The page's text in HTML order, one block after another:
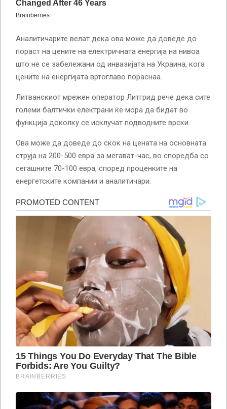
Аналитичарите велат дека ова може да доведе до
пораст на цените на електричната енергија на нивоа
што не се забележани од инвазијата на Украина, кога
цените на енергијата вртоглаво пораснаа.
Литванскиот мрежен оператор Литгрид рече дека сите
големи балтички електрани ќе мора да бидат во
функција доколку се исклучат подводните врски.
Ова може да доведе до скок на цената на основната
струја на 200-500 евра за мегават-час, во споредба со
сегашните 70-100 евра, според проценките на
енергетските компании и аналитичари.